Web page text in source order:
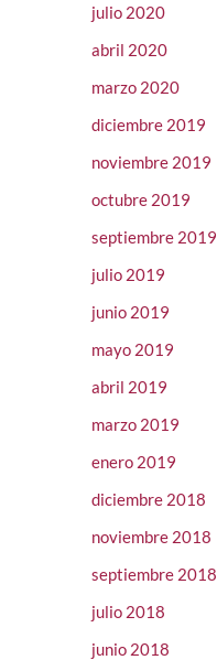
julio 2020
abril 2020
marzo 2020
diciembre 2019
noviembre 2019
octubre 2019
septiembre 2019
julio 2019
junio 2019
mayo 2019
abril 2019
marzo 2019
enero 2019
diciembre 2018
noviembre 2018
septiembre 2018
julio 2018
junio 2018